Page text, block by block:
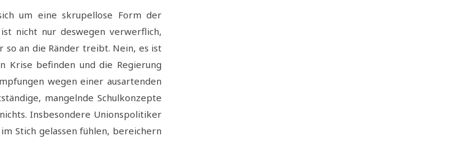
um eine skrupellose Form der
nicht nur deswegen verwerflich,
an die Ränder treibt. Nein, es ist
Krise befinden und die Regierung
wegen einer ausartenden
mangelnde Schulkonzepte
Insbesondere Unionspolitiker
Stich gelassen fühlen, bereichern